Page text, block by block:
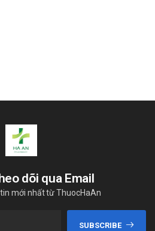
dõi qua Email
mới nhất từ ThuocHaAn
SUBSCRIBE